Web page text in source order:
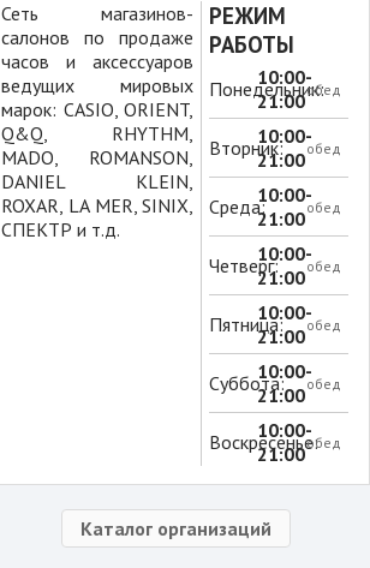
Сеть магазинов-
салонов по продаже
часов и аксессуаров
ведущих мировых
марок: CASIO, ORIENT,
Q&Q, RHYTHM,
MADO, ROMANSON,
DANIEL KLEIN,
ROXAR, LA MER, SINIX,
СПЕКТР и т.д.
РЕЖИМ
РАБОТЫ
Понедельник:
10:00-
21:00обед
Вторник:10:00-
21:00обед
Среда:10:00-
21:00обед
Четверг:10:00-
21:00обед
Пятница:10:00-
21:00обед
Суббота:10:00-
21:00обед
Воскресенье:
10:00-
21:00обед
Каталог организаций